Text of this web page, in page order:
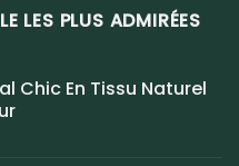
LES PLUS ADMIRÉES
Chic En Tissu Naturel